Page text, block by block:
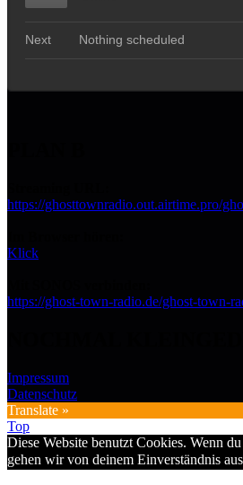
https://ghosttownradio.out.airtime.pro/
Klick
https://ghost-town-radio.de/ghost-town-
Impressum
Datenschutz
Translate »
Top
Diese Website benutzt Cookies. Wenn
gehen wir von deinem Einverständnis